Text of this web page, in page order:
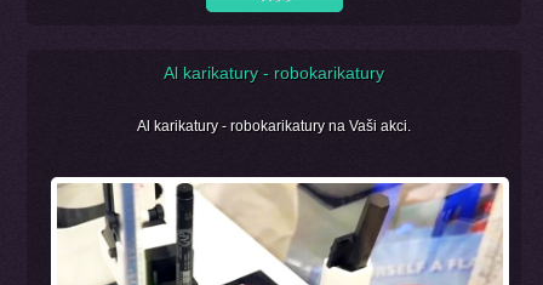
Al karikatury - robokarikatury
Al karikatury - robokarikatury na Vaši akci.